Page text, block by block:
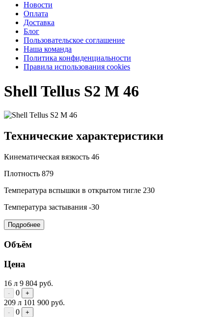
Новости
Оплата
Доставка
Блог
Пользовательское соглашение
Наша команда
Политика конфиденциальности
Правила использования cookies
Shell Tellus S2 M 46
Технические характеристики
Кинематическая вязкость 46
Плотность 879
Температура вспышки в открытом тигле 230
Температура застывания -30
Подробнее
Объём
Цена
16 л 9 804 руб.
- 0 +
209 л 101 900 руб.
- 0
+